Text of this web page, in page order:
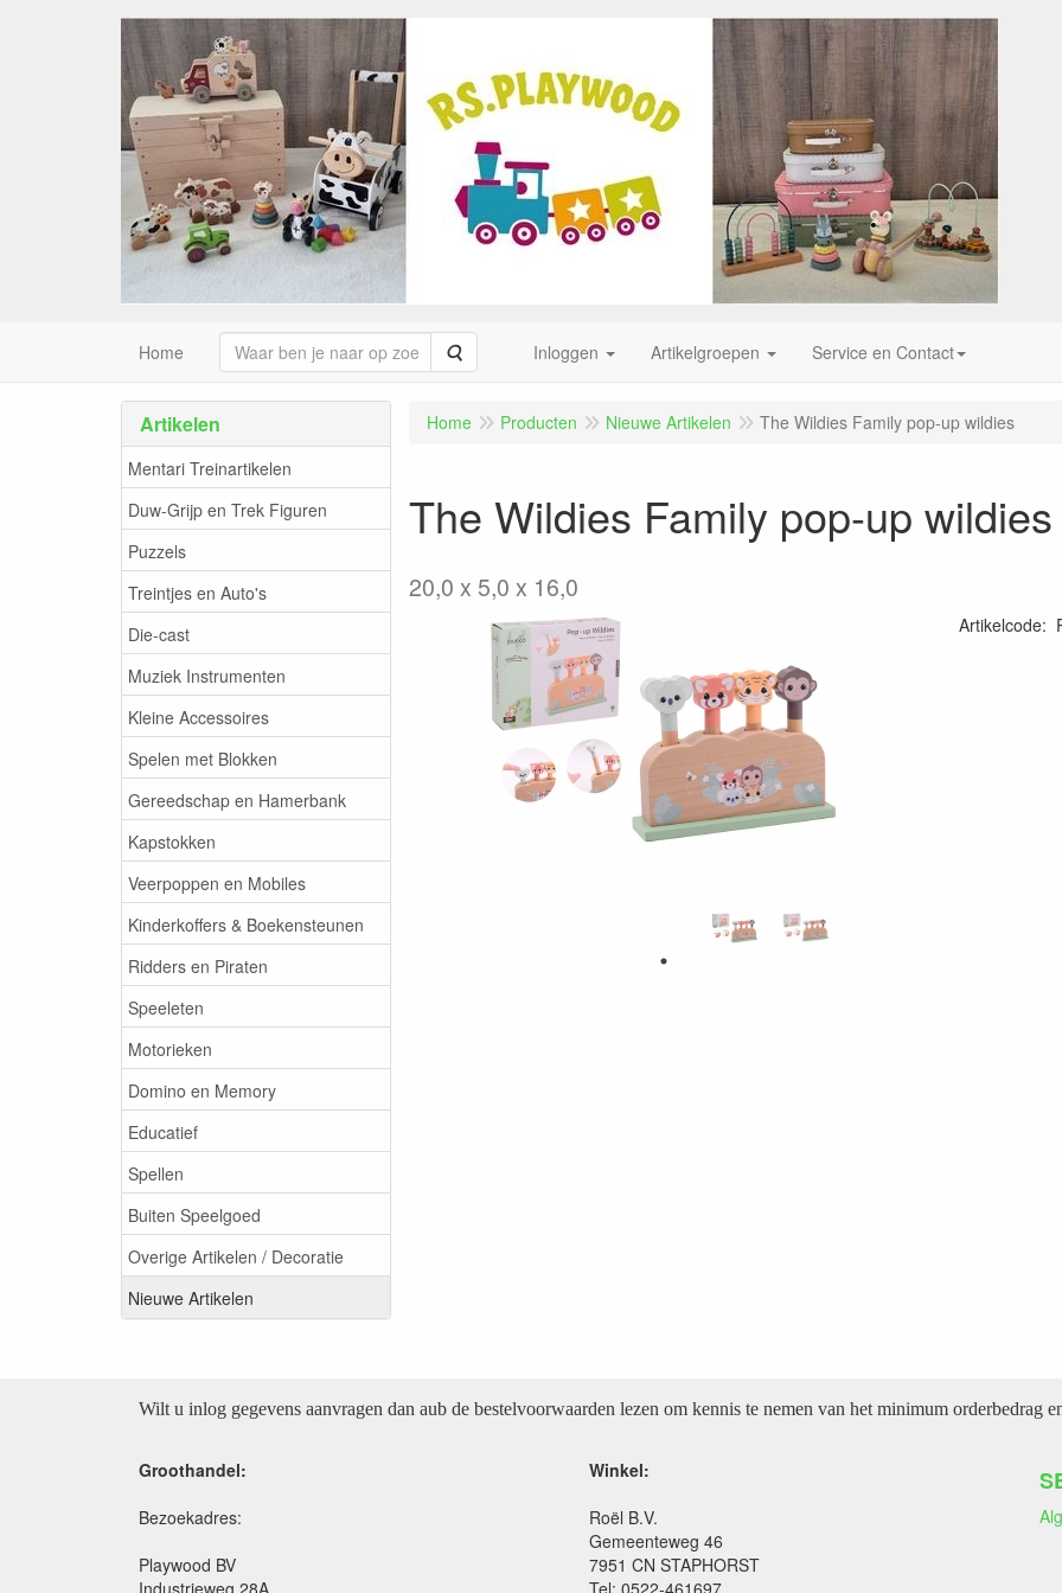
Home Zoeken Inloggen Artikelgroepen Service en Contact
Artikelen
Mentari Treinartikelen
Duw-Grijp en Trek Figuren
Puzzels
Treintjes en Auto's
Die-cast
Muziek Instrumenten
Kleine Accessoires
Spelen met Blokken
Gereedschap en Hamerbank
Kapstokken
Veerpoppen en Mobiles
Kinderkoffers & Boekensteunen
Ridders en Piraten
Speeleten
Motorieken
Domino en Memory
Educatief
Spellen
Buiten Speelgoed
Overige Artikelen / Decoratie
Nieuwe Artikelen
Home Producten Nieuwe Artikelen The Wildies Family pop-up wildies
The Wildies Family pop-up wildies
20,0 x 5,0 x 16,0
Artikelcode:
Wilt u inlog gegevens aanvragen dan aub de bestelvoorwaarden lezen om kennis te nemen van het minimum orderbedrag
Groothandel:
Bezoekadres:
Playwood BV
Industrieweg 28A
Winkel:
Roël B.V.
Gemeenteweg 46
7951 CN STAPHORST
Tel: 0522-461697